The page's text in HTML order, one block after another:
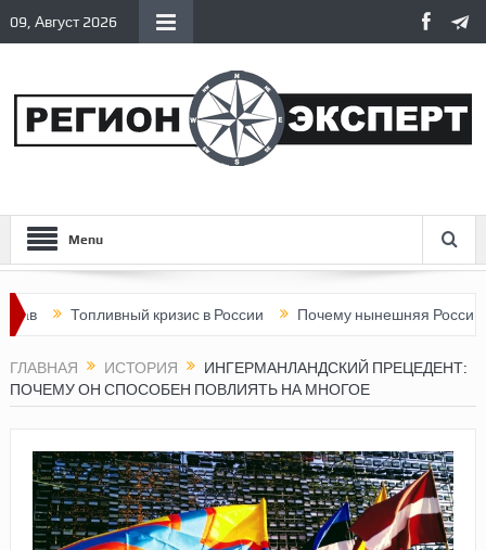
09, Август 2026
Menu
Топливный кризис в России Почему нынешняя Россия стала
ГЛАВНАЯ ИСТОРИЯ
ИНГЕРМАНЛАНДСКИЙ ПРЕЦЕДЕНТ:
ПОЧЕМУ ОН СПОСОБЕН ПОВЛИЯТЬ НА МНОГОЕ